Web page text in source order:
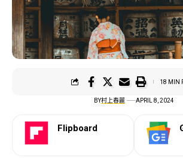
BY村上春麗 APRIL 8, 2024
18 MIN
Flipboard